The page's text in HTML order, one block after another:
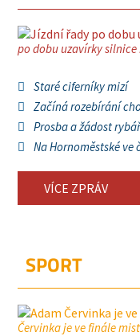
po dobu uzavírky silnice
Staré ciferníky mizí
Začíná rozebírání
Prosba a žádost
Na Hornoměstské
VÍCE ZPRÁV
SPORT
Červinka je ve finále